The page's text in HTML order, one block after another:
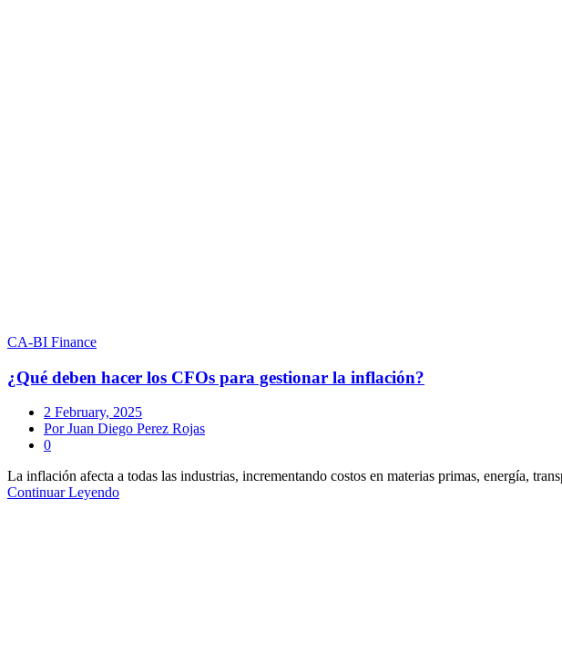
CA-BI Finance
¿Qué deben hacer los CFOs para gestionar la inflación?
2 February, 2025
Juan Diego Perez Rojas
0
La inflación afecta a todas las industrias, incrementando costos en materias primas, energía,
Continuar Leyendo